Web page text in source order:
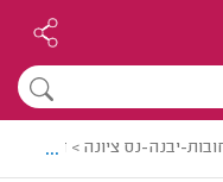
יבנה-נס ציונה > ...